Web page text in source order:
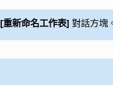
[重新命名工作表] 對話方塊